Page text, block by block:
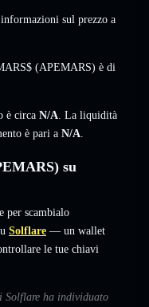
sul prezzo a
(APEMARS) è di
è circa N/A. La liquidità
è pari a N/A.
su
per scambialo
Solflare — un wallet
le tue chiavi
Solflare ha individuato